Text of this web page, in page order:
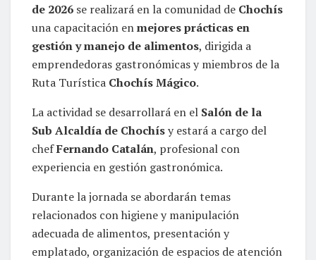
de 2026 se realizará en la comunidad de Chochís
una capacitación enmejores prácticas en
gestión y manejo de alimentos, dirigida a
emprendedoras gastronómicas y miembros de la
Ruta Turística Chochís Mágico.
La actividad se desarrollará en el Salón de la
Sub Alcaldía de Chochísy estará a cargo del
chefFernando Catalán, profesional con
experiencia en gestión gastronómica.
Durante la jornada se abordarán temas
relacionados con higiene y manipulación
adecuada de alimentos, presentación y
emplatado, organización de espacios de atención